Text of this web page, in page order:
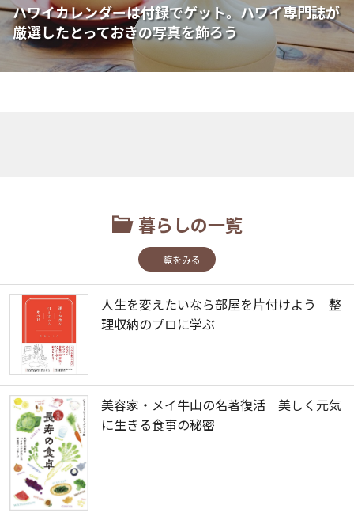
ハワイカレンダーは付録でゲット。ハワイ専門誌が
厳選したとっておきの写真を飾ろう
暮らしの一覧
一覧をみる
人生を変えたいなら部屋を片付けよう 整
理収納のプロに学ぶ
美容家・メイ牛山の名著復活 美しく元気
に生きる食事の秘密